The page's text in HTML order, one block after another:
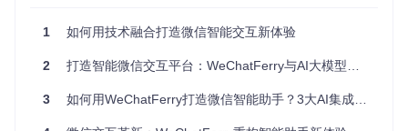
设计。通过Python客户端，开发者可以便捷地调用各种功能接
口，实现对微信的深度控制。
消息处理系统是WeChatFerry的核心模块之一，它支持文本、
聊天还是群聊消息，都能被准确捕获和处理。这为构建智能回
1 如何用技术融合打造微信智能交互新体验
2 打造智能微信交互平台：WeChatFerry与AI大模型集成指南
3 如何用WeChatFerry打造微信智能助手？3大AI集成方案与零门槛实施指南